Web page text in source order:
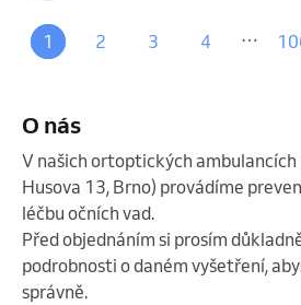
1 2 3 4 …
O nás
V našich ortoptických ambulancích
Husova 13, Brno) provádíme
léčbu očních vad.
Před objednáním si prosím
podrobnosti o daném vyšetření,
správně.